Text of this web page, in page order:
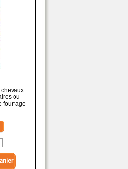
chevaux
ou
fourrage